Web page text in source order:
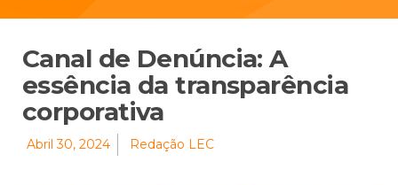
Canal de Denúncia: A
essência da transparência
corporativa
Abril 30, 2024 Redação LEC